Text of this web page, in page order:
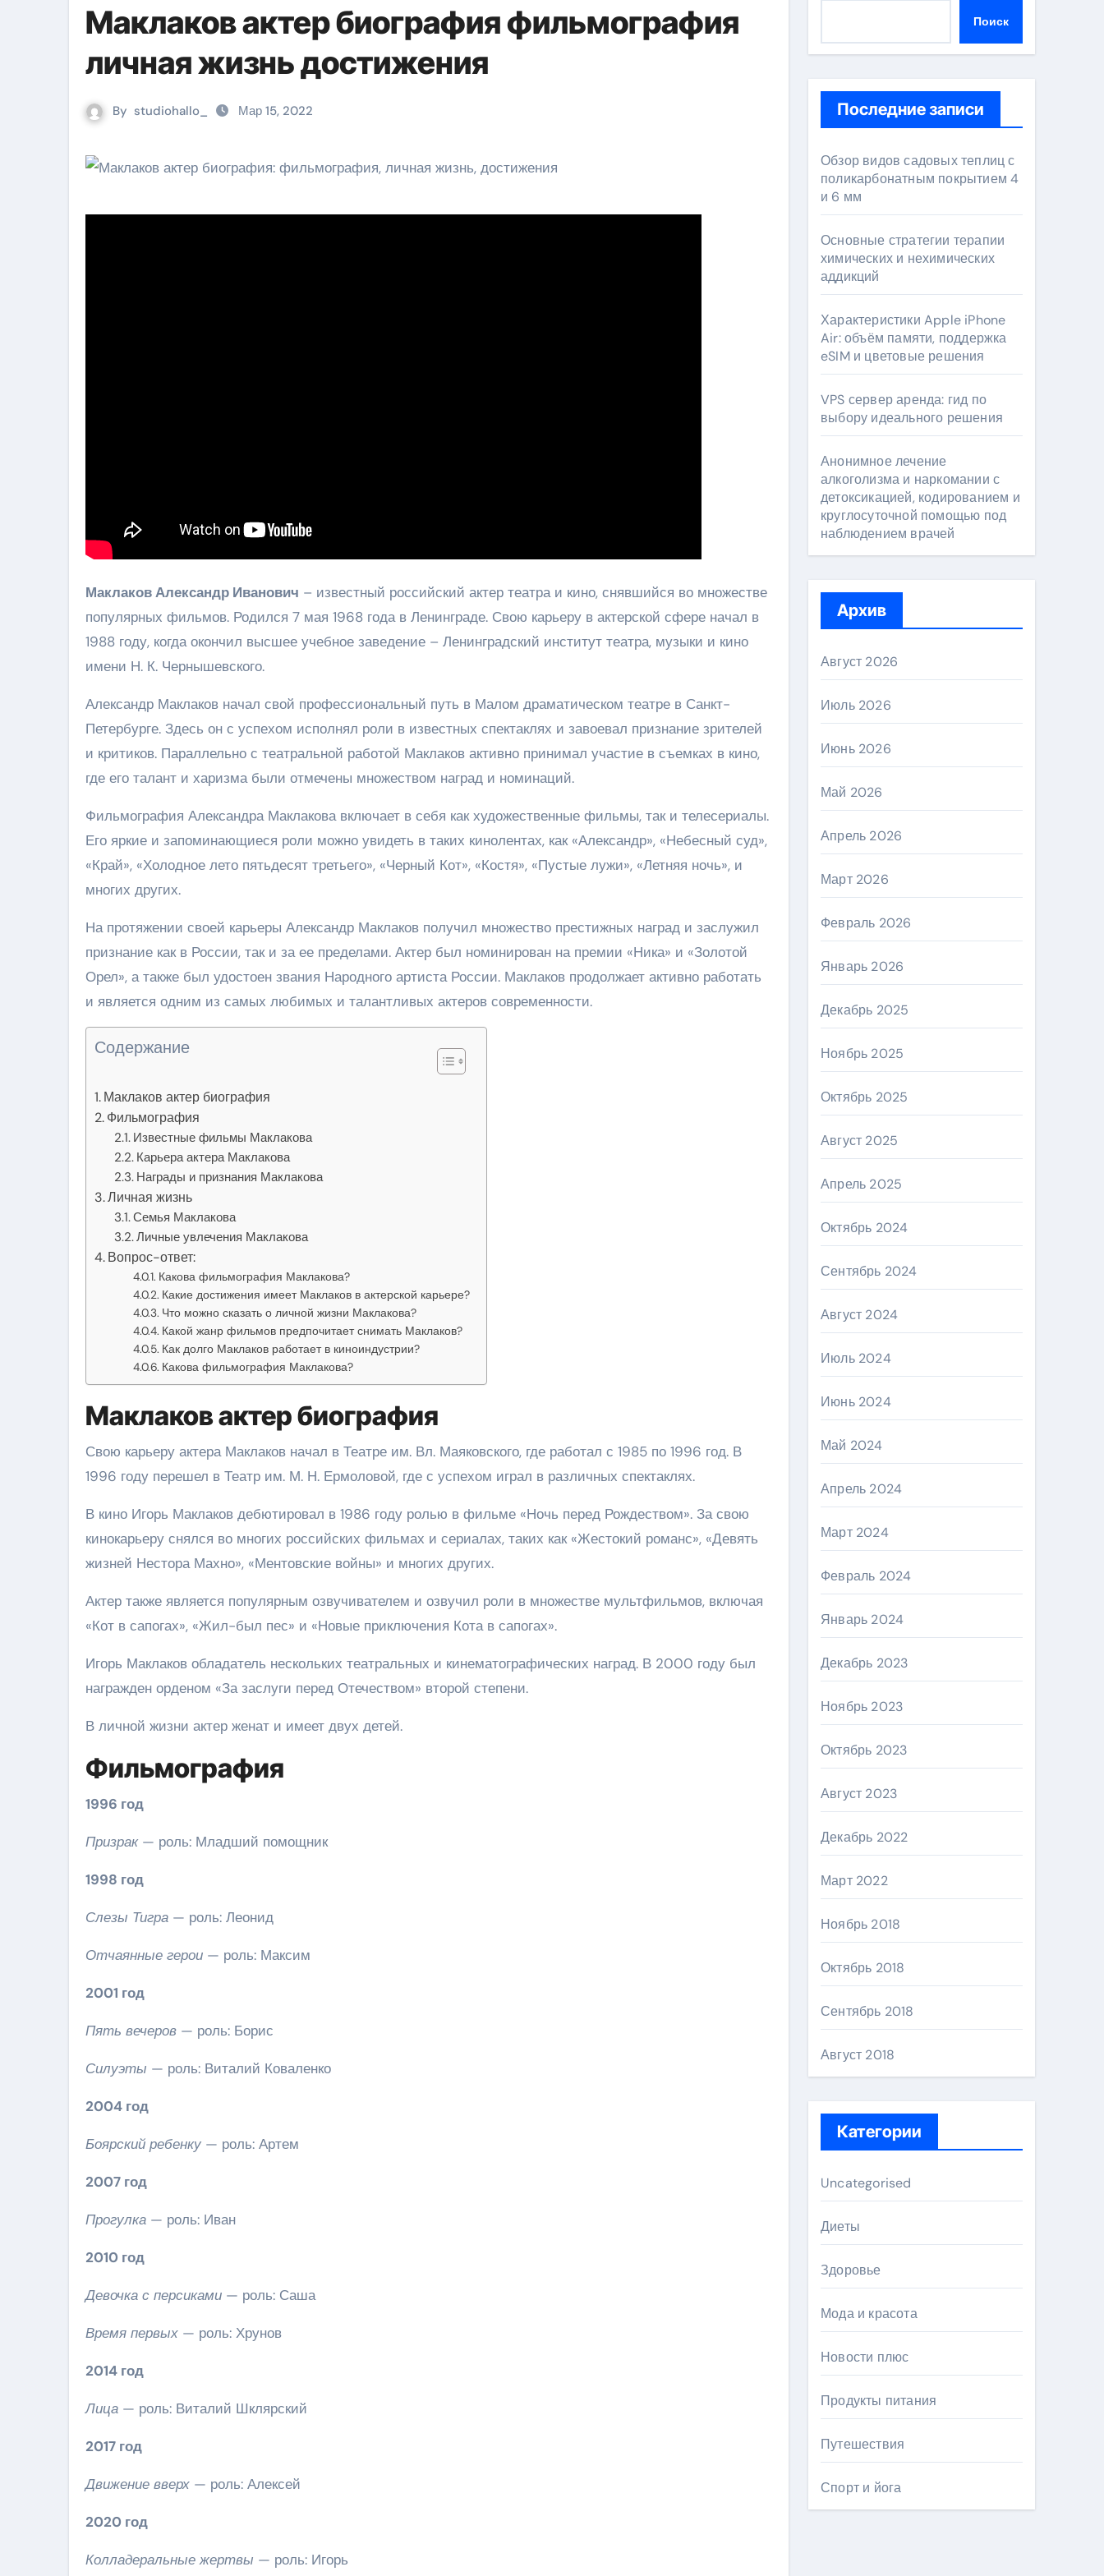
Маклаков актер биография фильмография
личная жизнь достижения
By studiohallo_ Мар 15, 2022
Маклаков Александр Иванович – известный российский актер театра и кино, снявшийся во множестве
популярных фильмов. Родился 7 мая 1968 года в Ленинграде. Свою карьеру в актерской сфере начал в
1988 году, когда окончил высшее учебное заведение – Ленинградский институт театра, музыки и кино
имени Н. К. Чернышевского.
Александр Маклаков начал свой профессиональный путь в Малом драматическом театре в Санкт-
Петербурге. Здесь он с успехом исполнял роли в известных спектаклях и завоевал признание зрителей
и критиков. Параллельно с театральной работой Маклаков активно принимал участие в съемках в кино,
где его талант и харизма были отмечены множеством наград и номинаций.
Фильмография Александра Маклакова включает в себя как художественные фильмы, так и телесериалы.
Его яркие и запоминающиеся роли можно увидеть в таких кинолентах, как «Александр», «Небесный суд»,
«Край», «Холодное лето пятьдесят третьего», «Черный Кот», «Костя», «Пустые лужи», «Летняя ночь», и
многих других.
На протяжении своей карьеры Александр Маклаков получил множество престижных наград и заслужил
признание как в России, так и за ее пределами. Актер был номинирован на премии «Ника» и «Золотой
Орел», а также был удостоен звания Народного артиста России. Маклаков продолжает активно работать
и является одним из самых любимых и талантливых актеров современности.
Содержание
Маклаков актер биография
Фильмография
Известные фильмы Маклакова
Карьера актера Маклакова
Награды и признания Маклакова
Личная жизнь
Семья Маклакова
Личные увлечения Маклакова
Вопрос-ответ:
Какова фильмография Маклакова?
Какие достижения имеет Маклаков в актерской карьере?
Что можно сказать о личной жизни Маклакова?
Какой жанр фильмов предпочитает снимать Маклаков?
Как долго Маклаков работает в киноиндустрии?
Какова фильмография Маклакова?
Маклаков актер биография
Свою карьеру актера Маклаков начал в Театре им. Вл. Маяковского, где работал с 1985 по 1996 год. В
1996 году перешел в Театр им. М. Н. Ермоловой, где с успехом играл в различных спектаклях.
В кино Игорь Маклаков дебютировал в 1986 году ролью в фильме «Ночь перед Рождеством». За свою
кинокарьеру снялся во многих российских фильмах и сериалах, таких как «Жестокий романс», «Девять
жизней Нестора Махно», «Ментовские войны» и многих других.
Актер также является популярным озвучивателем и озвучил роли в множестве мультфильмов, включая
«Кот в сапогах», «Жил-был пес» и «Новые приключения Кота в сапогах».
Игорь Маклаков обладатель нескольких театральных и кинематографических наград. В 2000 году был
награжден орденом «За заслуги перед Отечеством» второй степени.
В личной жизни актер женат и имеет двух детей.
Фильмография
1996 год
Призрак— роль: Младший помощник
1998 год
Слезы Тигра — роль: Леонид
Отчаянные герои — роль: Максим
2001 год
Пять вечеров — роль: Борис
Силуэты — роль: Виталий Коваленко
2004 год
Боярский ребенку — роль: Артем
2007 год
Прогулка — роль: Иван
2010 год
Девочка с персиками — роль: Саша
Время первых — роль: Хрунов
2014 год
Лица — роль: Виталий Шклярский
2017 год
Движение вверх — роль: Алексей
2020 год
Колладеральные жертвы — роль: Игорь
Поиск
Последние записи
Обзор видов садовых теплиц с
поликарбонатным покрытием 4
и 6 мм
Основные стратегии терапии
химических и нехимических
аддикций
Характеристики Apple iPhone
Air: объём памяти, поддержка
eSIM и цветовые решения
VPS сервер аренда: гид по
выбору идеального решения
Анонимное лечение
алкоголизма и наркомании с
детоксикацией, кодированием и
круглосуточной помощью под
наблюдением врачей
Архив
Август 2026
Июль 2026
Июнь 2026
Май 2026
Апрель 2026
Март 2026
Февраль 2026
Январь 2026
Декабрь 2025
Ноябрь 2025
Октябрь 2025
Август 2025
Апрель 2025
Октябрь 2024
Сентябрь 2024
Август 2024
Июль 2024
Июнь 2024
Май 2024
Апрель 2024
Март 2024
Февраль 2024
Январь 2024
Декабрь 2023
Ноябрь 2023
Октябрь 2023
Август 2023
Декабрь 2022
Март 2022
Ноябрь 2018
Октябрь 2018
Сентябрь 2018
Август 2018
Категории
Uncategorised
Диеты
Здоровье
Мода и красота
Новости плюс
Продукты питания
Путешествия
Спорт и йога